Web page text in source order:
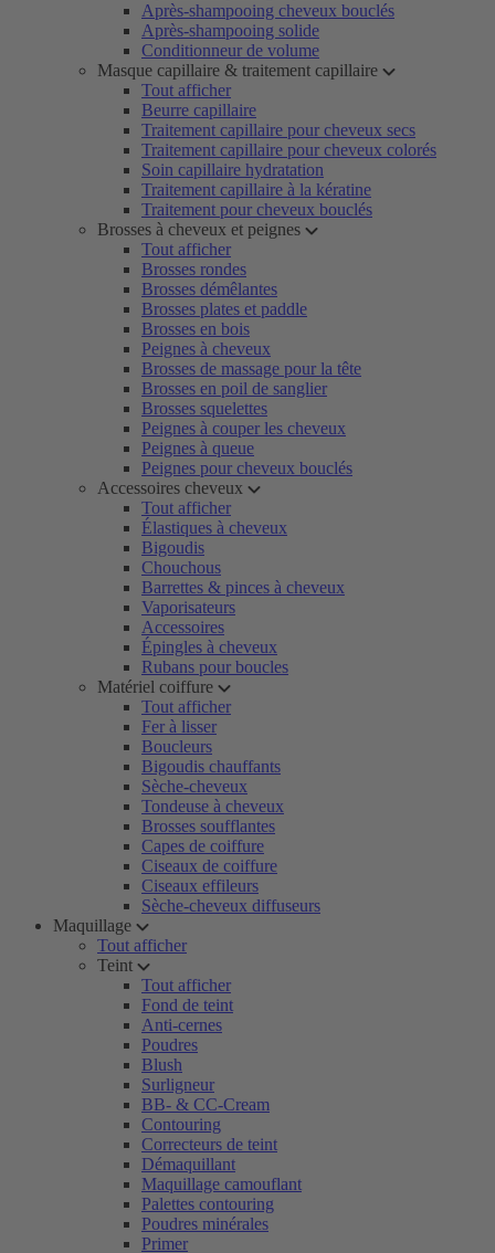
Après-shampooing cheveux bouclés
Après-shampooing solide
Conditionneur de volume
Masque capillaire & traitement capillaire
Tout afficher
Beurre capillaire
Traitement capillaire pour cheveux secs
Traitement capillaire pour cheveux colorés
Soin capillaire hydratation
Traitement capillaire à la kératine
Traitement pour cheveux bouclés
Brosses à cheveux et peignes
Tout afficher
Brosses rondes
Brosses démêlantes
Brosses plates et paddle
Brosses en bois
Peignes à cheveux
Brosses de massage pour la tête
Brosses en poil de sanglier
Brosses squelettes
Peignes à couper les cheveux
Peignes à queue
Peignes pour cheveux bouclés
Accessoires cheveux
Tout afficher
Élastiques à cheveux
Bigoudis
Chouchous
Barrettes & pinces à cheveux
Vaporisateurs
Accessoires
Épingles à cheveux
Rubans pour boucles
Matériel coiffure
Tout afficher
Fer à lisser
Boucleurs
Bigoudis chauffants
Sèche-cheveux
Tondeuse à cheveux
Brosses soufflantes
Capes de coiffure
Ciseaux de coiffure
Ciseaux effileurs
Sèche-cheveux diffuseurs
Maquillage
Tout afficher
Teint
Tout afficher
Fond de teint
Anti-cernes
Poudres
Blush
Surligneur
BB- & CC-Cream
Contouring
Correcteurs de teint
Démaquillant
Maquillage camouflant
Palettes contouring
Poudres minérales
Primer